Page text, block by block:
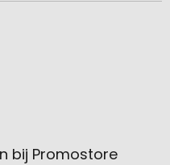
bij Promostore